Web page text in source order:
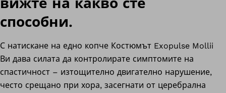
способни.
С натискане на едно копче Костюмът Exopulse Mollii
Ви дава силата да контролирате симптомите на
спастичност – изтощително двигателно нарушение,
често срещано при хора, засегнати от церебрална